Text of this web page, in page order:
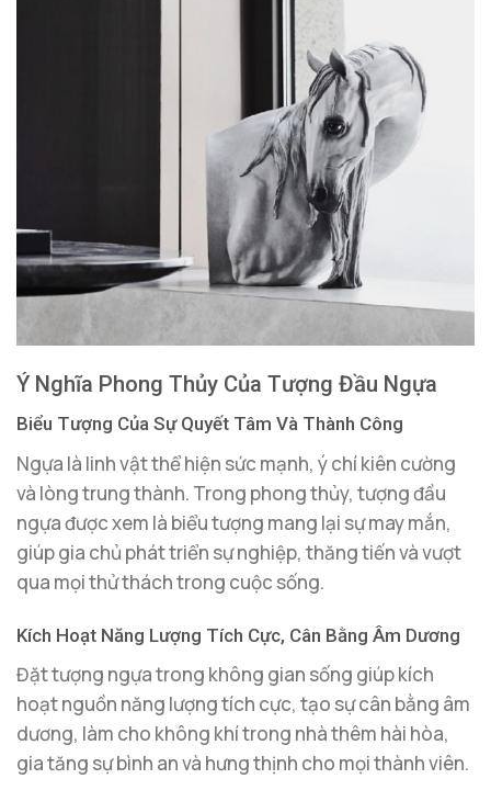
Ý Nghĩa Phong Thủy Của Tượng Đầu Ngựa
Biểu Tượng Của Sự Quyết Tâm Và Thành Công
Ngựa là linh vật thể hiện sức mạnh, ý chí kiên cường
và lòng trung thành. Trong phong thủy, tượng đầu
ngựa được xem là biểu tượng mang lại sự may mắn,
giúp gia chủ phát triển sự nghiệp, thăng tiến và vượt
qua mọi thử thách trong cuộc sống.
Kích Hoạt Năng Lượng Tích Cực, Cân Bằng Âm Dương
Đặt tượng ngựa trong không gian sống giúp kích
hoạt nguồn năng lượng tích cực, tạo sự cân bằng âm
dương, làm cho không khí trong nhà thêm hài hòa,
gia tăng sự bình an và hưng thịnh cho mọi thành viên.